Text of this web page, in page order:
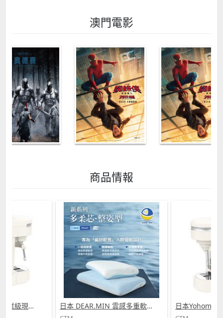
澳門電影
商品情報
日本Yohome 迷你專業級現磨鮮萃奶泡3合1半自動家庭意式咖啡機 (需訂貨) 日本 DEAR.MIN 雲感多重軟芯柔托緩壓Peace柔眠枕 (需訂貨)